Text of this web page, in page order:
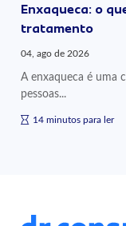
Enxaqueca: o
tratamento
04, ago de 2026
A enxaqueca é uma
pessoas...
14 minutos para ler